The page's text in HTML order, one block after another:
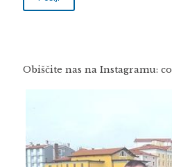
Obiščite nas na Instagramu: